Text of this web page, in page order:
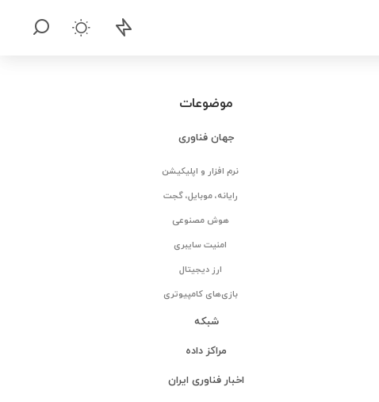
موضوعات
جهان فناوری
نرم افزار و اپلیکیشن
رایانه، موبایل، گجت
هوش مصنوعی
امنیت سایبری
ارز دیجیتال
بازی‌های کامپیوتری
شبکه
مراکز داده
اخبار فناوری ایران